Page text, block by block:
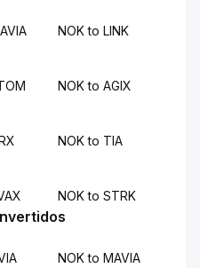
NOK to LINK
NOK to AGIX
NOK to TIA
NOK to STRK
NOK to MAVIA